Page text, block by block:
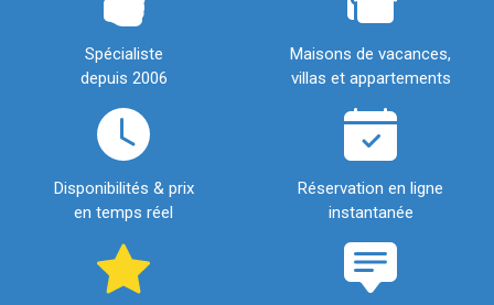
Spécialiste
depuis 2006
Maisons de vacances,
villas et appartements
Disponibilités & prix
en temps réel
Réservation en ligne
instantanée